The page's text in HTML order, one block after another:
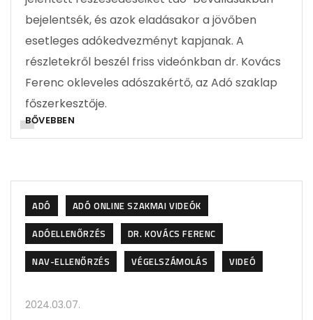
bejelentsék, és azok eladásakor a jövőben
esetleges adókedvezményt kapjanak. A
részletekről beszél friss videónkban dr. Kovács
Ferenc okleveles adószakértő, az Adó szaklap
főszerkesztője.
BŐVEBBEN
ADÓ
ADÓ ONLINE SZAKMAI VIDEÓK
ADÓELLENŐRZÉS
DR. KOVÁCS FERENC
NAV-ELLENŐRZÉS
VÉGELSZÁMOLÁS VIDEÓ
2024.03.07.